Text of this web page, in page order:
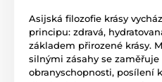
Asijská filozofie krásy
principu: zdravá,
základem přirozené krásy.
silnými zásahy se
obranyschopnosti, posílení